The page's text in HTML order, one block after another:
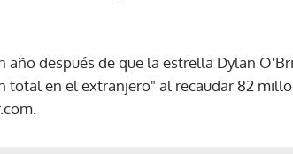
después de que la estrella Dylan
total en el extranjero" al recaudar 82